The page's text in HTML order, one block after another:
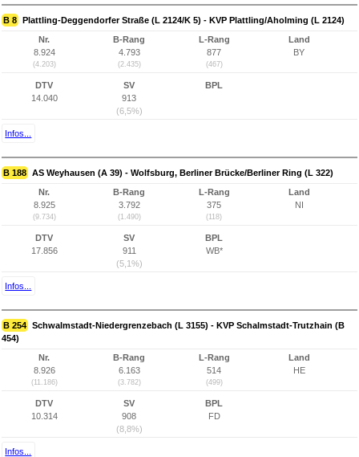
B 8 Plattling-Deggendorfer Straße (L 2124/K 5) - KVP Plattling/Aholming (L 2124)
Nr.
8.924
(4.203)
B-Rang
4.793
(2.435)
L-Rang
877
(467)
Land
BY
DTV
14.040
SV
913
(6,5%)
BPL
Infos...
B 188 AS Weyhausen (A 39) - Wolfsburg, Berliner Brücke/Berliner Ring (L 322)
Nr.
8.925
(9.734)
B-Rang
3.792
(1.490)
L-Rang
375
(118)
Land
NI
DTV
17.856
SV
911
(5,1%)
BPL
WB*
Infos...
B 254 Schwalmstadt-Niedergrenzebach (L 3155) - KVP Schalmstadt-Trutzhain (B
454)
Nr.
8.926
(11.186)
B-Rang
6.163
(3.782)
L-Rang
514
(499)
Land
HE
DTV
10.314
SV
908
(8,8%)
BPL
FD
Infos...